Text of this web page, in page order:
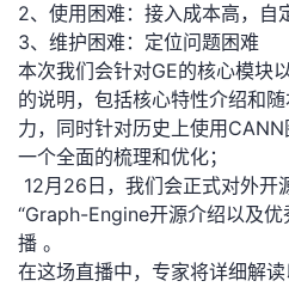
2、 使用困难 ： 接入成本高， 自
3、 维护困难 ： 定位问题困难
本次我们会针对GE的核心模块
的说明，包括核心特性介绍和
力，同时针对历史上使用
一个全面的梳理和优化；
12月26日，我们会正式对外开
“Graph-Engine开源介绍以及优
播 。
在这场直播中，专家将详细解